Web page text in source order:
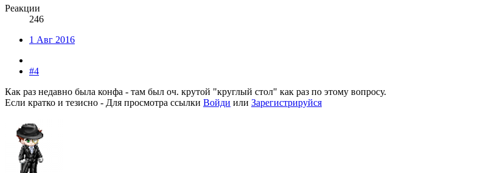
Реакции
246
1 Авг 2016
#4
Как раз недавно была конфа - там был оч. крутой "круглый стол" как раз по этому вопросу.
Если кратко и тезисно - Для просмотра ссылки Войди или Зарегистрируйся